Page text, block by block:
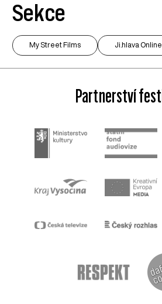
Sekce
My Street Films Ji.hlava Online
Partnerství